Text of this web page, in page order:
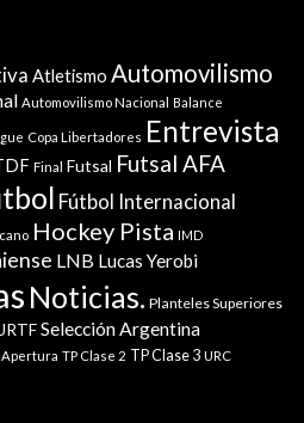
Atletismo Automovilismo
Automovilismo Nacional Balance
Copa Libertadores Entrevista
Final Futsal Futsal AFA
Fútbol Internacional
Hockey Pista IMD
LNB Lucas Yerobi
Noticias. Planteles Superiores
Selección Argentina
Apertura TP Clase 2 TP Clase 3 URC